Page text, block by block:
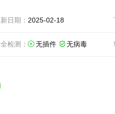
日期： 2025-02-18
检测： 无插件 无病毒